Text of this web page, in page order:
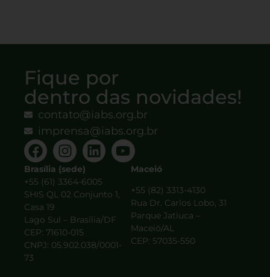
Fique por
dentro das novidades!
contato@iabs.org.br
imprensa@iabs.org.br
Brasília (sede)
+55 (61) 3364-6005
SHIS QL 02 Conjunto 1,
Casa 19
Lago Sul – Brasília/DF
CEP: 71610-015
CNPJ: 05.902.038/0001-
73
Maceió
+55 (82) 3313-4130
Rua Dr. Carlos Lobo, 31
Parque Jatiuca –
Maceió/AL
CEP: 57035-550